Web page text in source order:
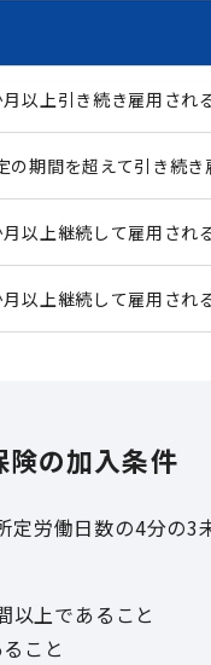
月以上引き続き雇用され
の期間を超えて引き続
以上継続して雇用され
以上継続して雇用され
の加入条件
定労働日数の4分の3
上であること
こと